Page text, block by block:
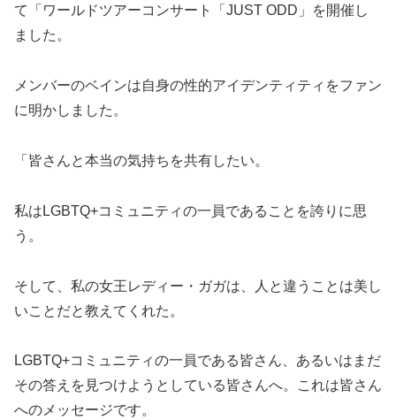
て「ワールドツアーコンサート「JUST ODD」を開催し
ました。
メンバーのベインは自身の性的アイデンティティをファン
に明かしました。
「皆さんと本当の気持ちを共有したい。
私はLGBTQ+コミュニティの一員であることを誇りに思
う。
そして、私の女王レディー・ガガは、人と違うことは美し
いことだと教えてくれた。
LGBTQ+コミュニティの一員である皆さん、あるいはまだ
その答えを見つけようとしている皆さんへ。これは皆さん
へのメッセージです。